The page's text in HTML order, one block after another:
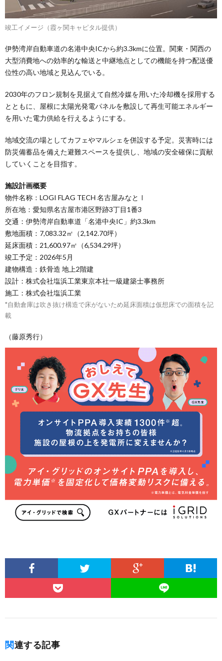
竣工イメージ（霞ヶ関キャピタル提供）
伊勢湾岸自動車道の名港中央ICから約3.3kmに位置。関東・関西の
大型消費地への効率的な輸送と中継地点としての機能を持つ配送優
位性の高い地域と見込んでいる。
2030年のフロン規制を見据えて自然冷媒を用いた冷却機を採用する
とともに、屋根に太陽光発電パネルを敷設して再生可能エネルギー
を用いた電力供給を行えるようにする。
地域交流の場としてカフェやマルシェを併設する予定。災害時には
防災備蓄品を備えた避難スペースを提供し、地域の安全確保に貢献
していくことを目指す。
施設計画概要
物件名称：LOGI FLAG TECH 名古屋みなとⅠ
所在地：愛知県名古屋市港区野跡3丁目1番3
交通：伊勢湾岸自動車道「名港中央IC」約3.3km
敷地面積：7,083.32㎡（2,142.70坪）
延床面積：21,600.97㎡（6,534.29坪）
竣工予定：2026年5月
建物構造：鉄骨造 地上2階建
設計：株式会社塩浜工業東京本社一級建築士事務所
施工：株式会社塩浜工業
*自動倉庫は吹き抜け構造で床がないため延床面積は仮想床での面積を記
載
（藤原秀行）
関連する記事